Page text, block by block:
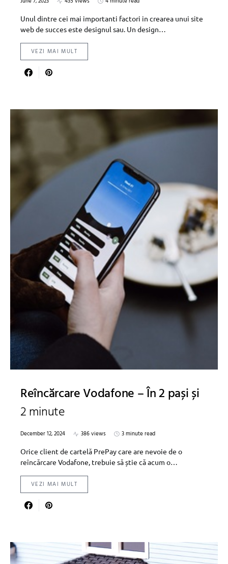
Unul dintre cei mai importanti factori in crearea unui site
web de succes este designul sau. Un design…
VEZI MAI MULT
Reîncărcare Vodafone – În 2 pași și
2 minute
December 12, 2024 386 views
3 minute read
Orice client de cartelă PrePay care are nevoie de o
reîncărcare Vodafone, trebuie să știe că acum o…
VEZI MAI MULT